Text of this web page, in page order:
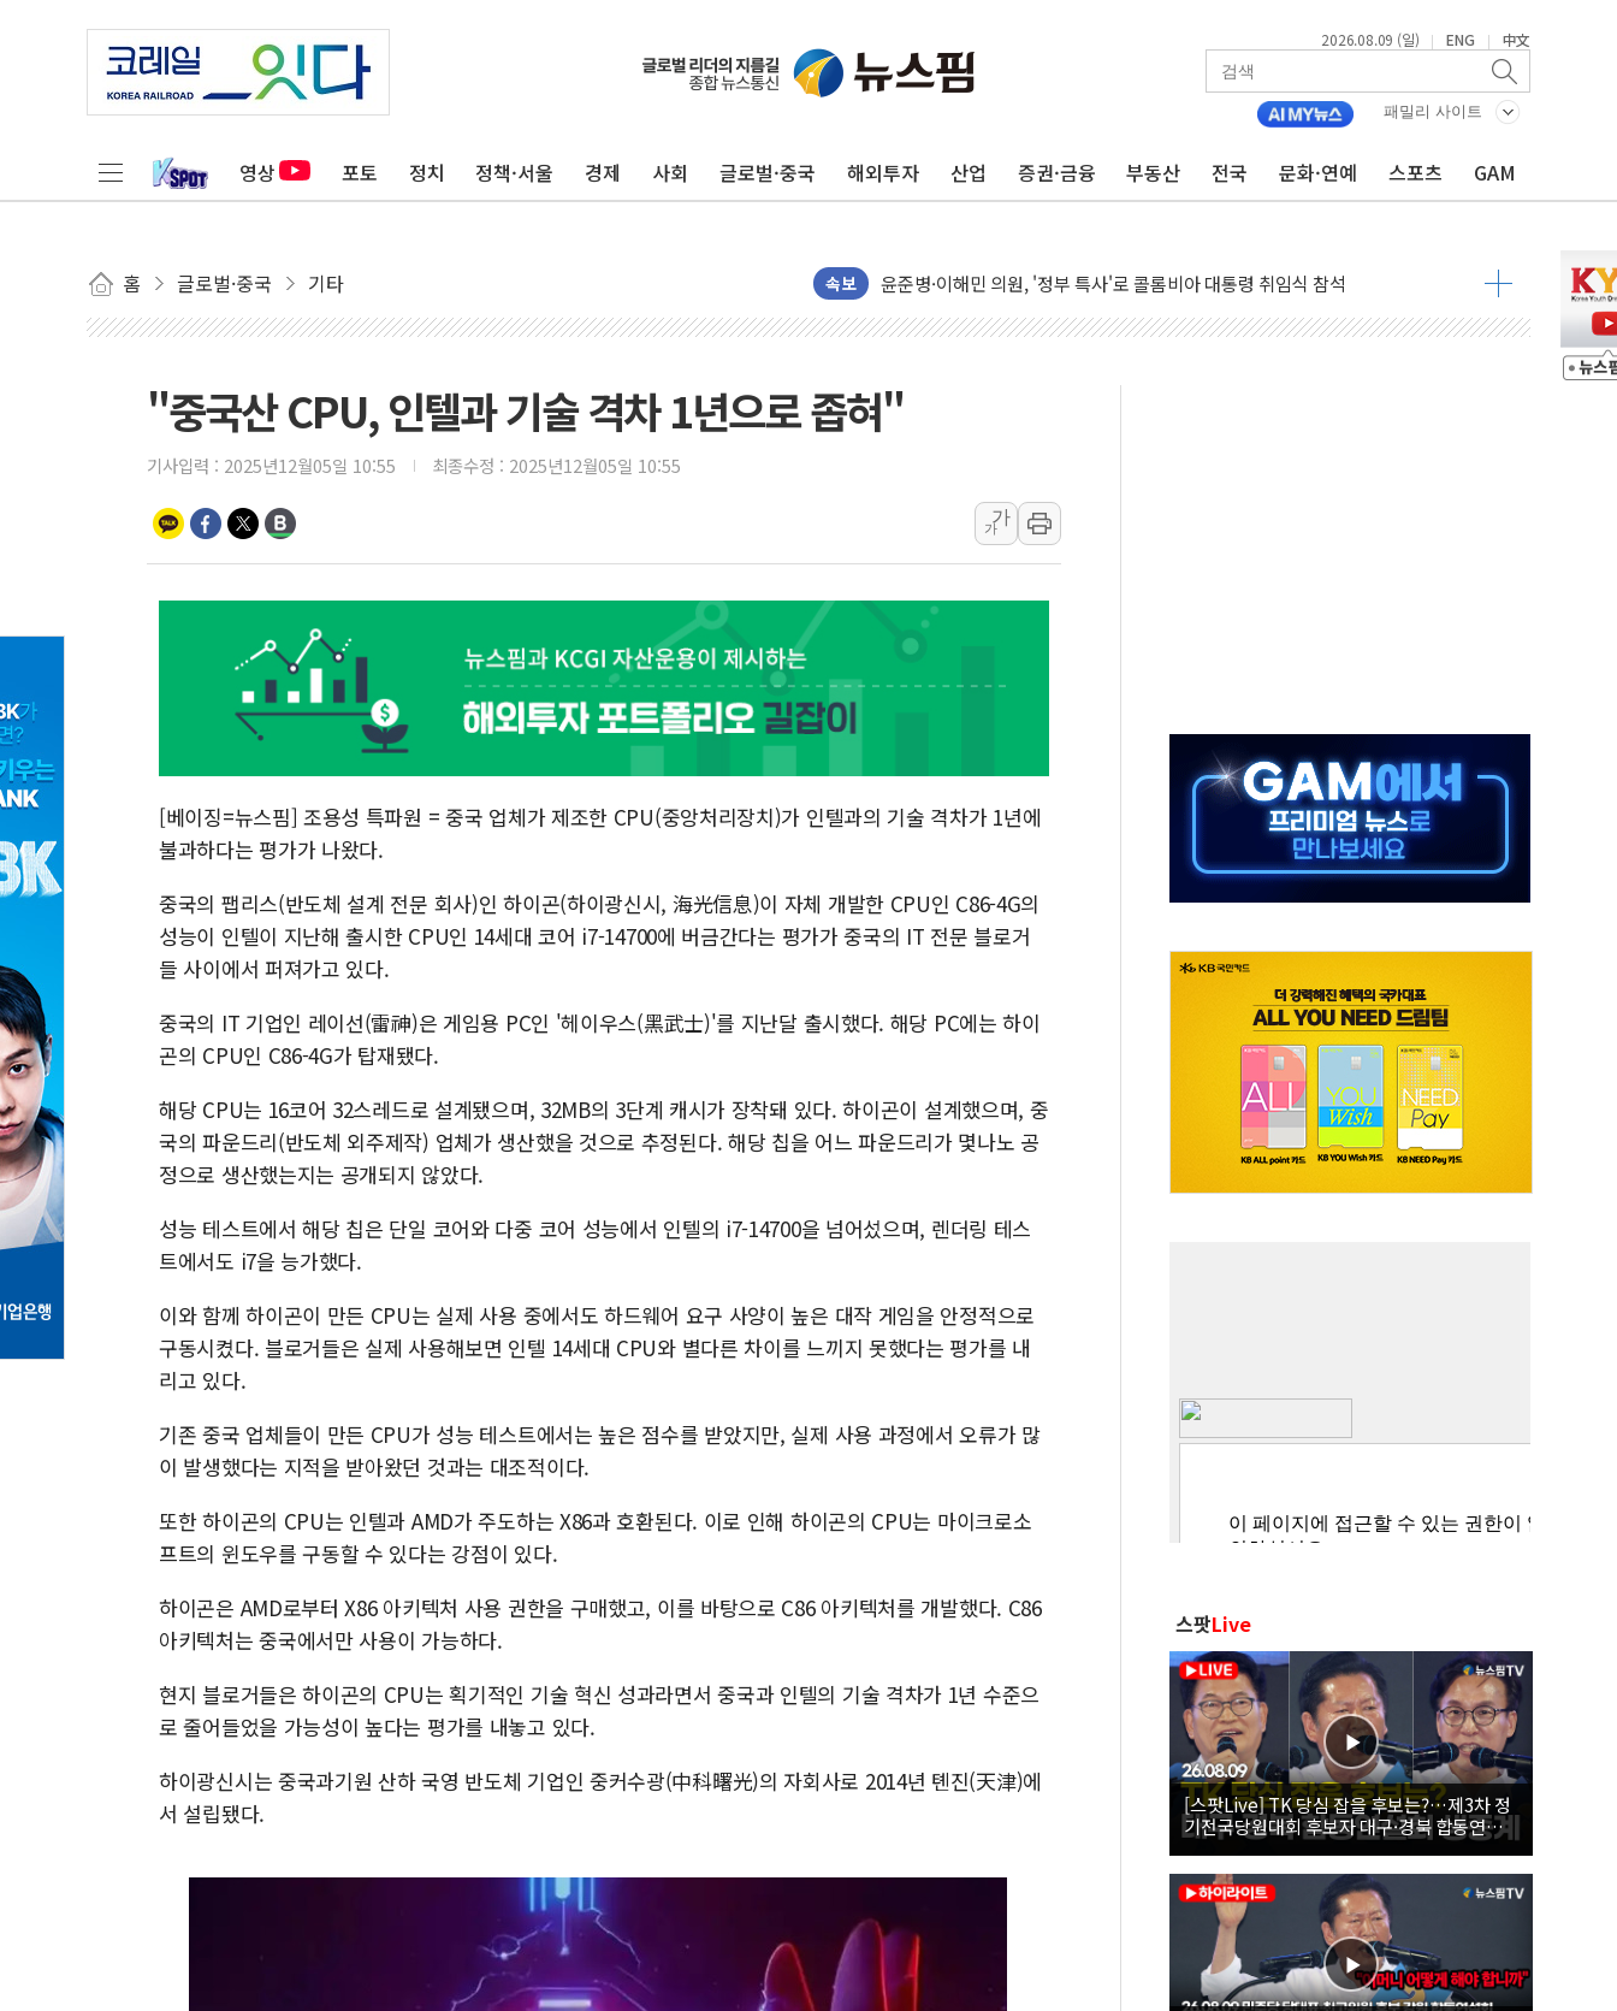
2026.08.09 (일) | ENG | 中文
패밀리 사이트
영상 포토 정치 정책·서울 경제 사회 글로벌·중국 해외투자 산업 증권·금융 부동산 전국 문화·연예 스포츠 GAM
홈 글로벌·중국 기타 속보
최태원, 노소영에 9440억 지급 확정되나…재상고 앞두고 막판 셈법
병무청, 보충역 전면 손질… 예술·체육요원 최대 33% 감축
'호우·산사태 주의보' 울진 시간당 30mm 강한 비...호우 피해 없어
여야, 황희 '버스 하우스' 공방…野 "청년 우롱 기괴" vs 與 "송구한 해프닝"
현대그린푸드 '텍사스로드하우스' 잠실점, 직장인 핫플레이스로 부상
"AI가 먼저 알아채고 고친다"…LG유플러스, AI 홈네트워크 구현 첫발
삼성전자, 美국립연구소와 영하 30도 극저온 난방기술 개발한다
롯데백화점, 앰배서더 2기 모집…지역 크리에이터 확대
한수원 "폭염 속 전력수급 이상무"…김회천 사장, 원전 현장점검
박형수 의원 '선관위 견제·감독 강화' 2개 법 대표 발의
정부, 독도 조사활동 日 항의에 "수용할 수 없다" 반박
"중국산 CPU, 인텔과 기술 격차 1년으로 좁혀"
기사입력 : 2025년12월05일 10:55 최종수정 : 2025년12월05일 10:55
가
가
[베이징=뉴스핌] 조용성 특파원 = 중국 업체가 제조한 CPU(중앙처리장치)가 인텔과의 기술 격차가 1년에
불과하다는 평가가 나왔다.
중국의 팹리스(반도체 설계 전문 회사)인 하이곤(하이광신시, 海光信息)이 자체 개발한 CPU인 C86-4G의
성능이 인텔이 지난해 출시한 CPU인 14세대 코어 i7-14700에 버금간다는 평가가 중국의 IT 전문 블로거
들 사이에서 퍼져가고 있다.
중국의 IT 기업인 레이선(雷神)은 게임용 PC인 '헤이우스(黑武士)'를 지난달 출시했다. 해당 PC에는 하이
곤의 CPU인 C86-4G가 탑재됐다.
해당 CPU는 16코어 32스레드로 설계됐으며, 32MB의 3단계 캐시가 장착돼 있다. 하이곤이 설계했으며, 중
국의 파운드리(반도체 외주제작) 업체가 생산했을 것으로 추정된다. 해당 칩을 어느 파운드리가 몇나노 공
정으로 생산했는지는 공개되지 않았다.
성능 테스트에서 해당 칩은 단일 코어와 다중 코어 성능에서 인텔의 i7-14700을 넘어섰으며, 렌더링 테스
트에서도 i7을 능가했다.
이와 함께 하이곤이 만든 CPU는 실제 사용 중에서도 하드웨어 요구 사양이 높은 대작 게임을 안정적으로
구동시켰다. 블로거들은 실제 사용해보면 인텔 14세대 CPU와 별다른 차이를 느끼지 못했다는 평가를 내
리고 있다.
기존 중국 업체들이 만든 CPU가 성능 테스트에서는 높은 점수를 받았지만, 실제 사용 과정에서 오류가 많
이 발생했다는 지적을 받아왔던 것과는 대조적이다.
또한 하이곤의 CPU는 인텔과 AMD가 주도하는 X86과 호환된다. 이로 인해 하이곤의 CPU는 마이크로소
프트의 윈도우를 구동할 수 있다는 강점이 있다.
하이곤은 AMD로부터 X86 아키텍처 사용 권한을 구매했고, 이를 바탕으로 C86 아키텍처를 개발했다. C86
아키텍처는 중국에서만 사용이 가능하다.
현지 블로거들은 하이곤의 CPU는 획기적인 기술 혁신 성과라면서 중국과 인텔의 기술 격차가 1년 수준으
로 줄어들었을 가능성이 높다는 평가를 내놓고 있다.
하이광신시는 중국과기원 산하 국영 반도체 기업인 중커수광(中科曙光)의 자회사로 2014년 톈진(天津)에
서 설립됐다.
스팟Live
[스팟Live] TK 당심 잡을 후보는?…제3차 정
기전국당원대회 후보자 대구·경북 합동연설
회 생중계 | 26.08.09